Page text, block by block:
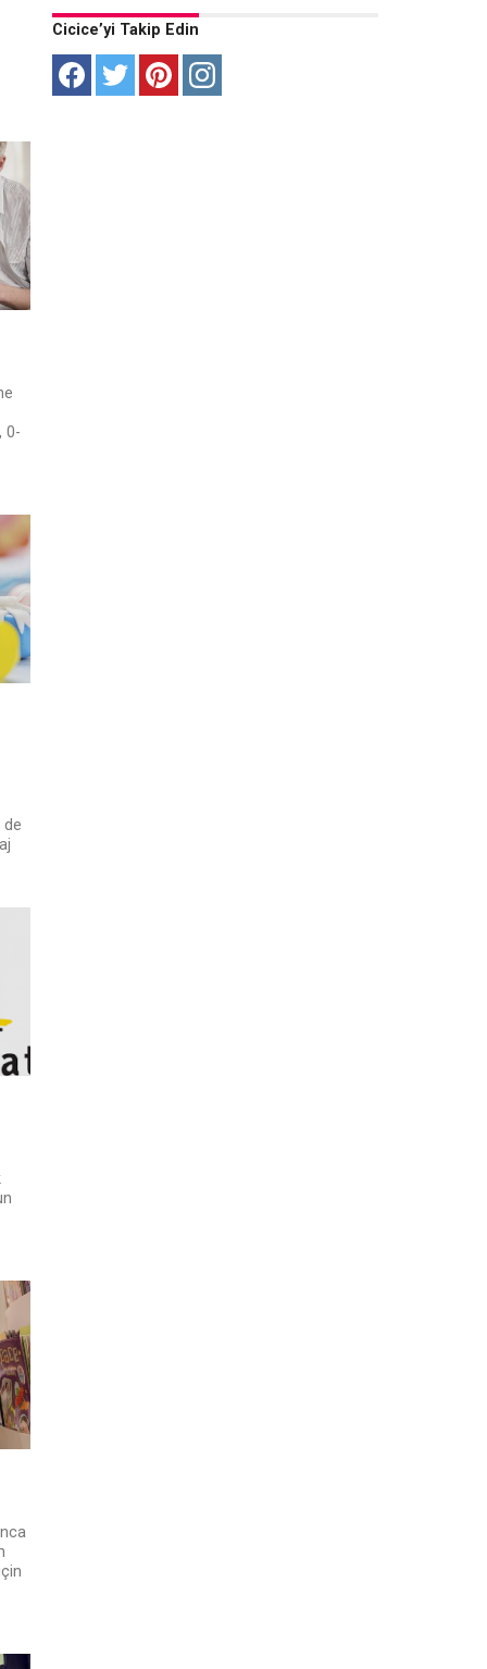
0-
de
Cicice’yi Takip Edin